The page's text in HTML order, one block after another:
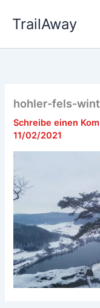
InhaltTrailAway
hohler-fels-
Schreibe einen
11/02/2021